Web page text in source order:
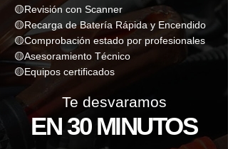
🟡Revisión con Scanner
🟡Recarga de Batería Rápida y Encendido
🟡Comprobación estado por profesionales
🟡Asesoramiento Técnico
🟡Equipos certificados
Te desvaramos
EN 30 MINUTOS